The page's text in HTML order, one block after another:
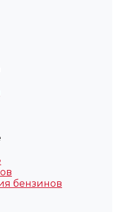
бензинов